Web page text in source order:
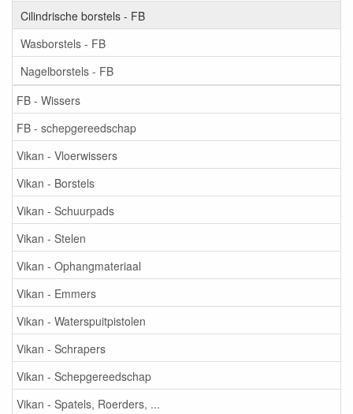
Cilindrische borstels - FB
Wasborstels - FB
Nagelborstels - FB
FB - Wissers
FB - schepgereedschap
Vikan - Vloerwissers
Vikan - Borstels
Vikan - Schuurpads
Vikan - Stelen
Vikan - Ophangmateriaal
Vikan - Emmers
Vikan - Waterspuitpistolen
Vikan - Schrapers
Vikan - Schepgereedschap
Vikan - Spatels, Roerders, ...